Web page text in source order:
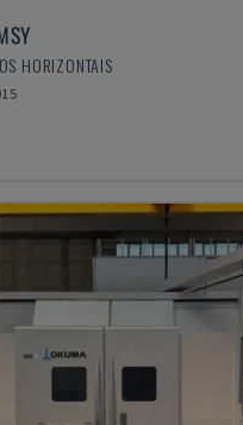
HORIZONTAIS